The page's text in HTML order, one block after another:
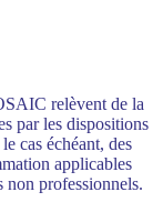
relèvent de la
par les dispositions
cas échéant, des
applicables
non professionnels.